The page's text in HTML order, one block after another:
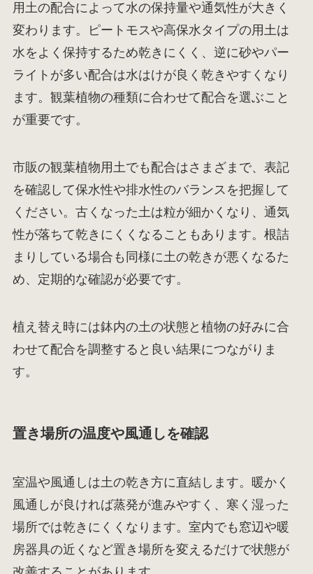
用土の配合によって水の保持量や通気性が大きく
変わります。ピートモスや高保水タイプの用土は
水をよく保持するため乾きにくく、逆に砂やパー
ライトが多い配合は水はけが良く乾きやすくなり
ます。観葉植物の種類に合わせて配合を選ぶこと
が重要です。
市販の観葉植物用土でも配合はさまざまで、表記
を確認して保水性や排水性のバランスを把握して
ください。古くなった土は粒が細かくなり、通気
性が落ちて乾きにくくなることもあります。根詰
まりしている場合も同様に土の乾きが悪くなるた
め、定期的な確認が必要です。
植え替え時には鉢内の土の状態と植物の好みに合
わせて配合を調整すると良い結果につながりま
す。
置き場所の温度や風通しを確認
室温や風通しは土の乾き方に直結します。暖かく
風通しが良ければ蒸発が進みやすく、寒く湿った
場所では乾きにくくなります。室内でも窓辺や暖
房器具の近くなど置き場所を変えるだけで状態が